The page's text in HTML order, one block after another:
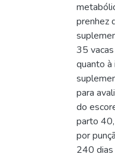
prenhez
35
quanto
para
do
parto
por
240